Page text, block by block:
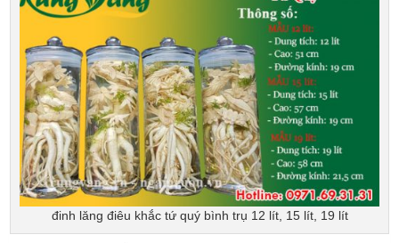
đinh lăng điêu khắc tứ quý bình trụ 12 lít, 15 lít, 19 lít